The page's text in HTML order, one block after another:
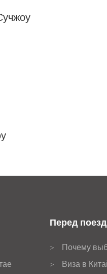
Перед
>
Почему
>
Виза в